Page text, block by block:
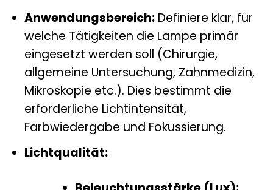
Anwendungsbereich:Definiere klar, für
welche Tätigkeiten die Lampe primär
eingesetzt werden soll (Chirurgie,
allgemeine Untersuchung, Zahnmedizin,
Mikroskopie etc.). Dies bestimmt die
erforderliche Lichtintensität,
Farbwiedergabe und Fokussierung.
Lichtqualität: